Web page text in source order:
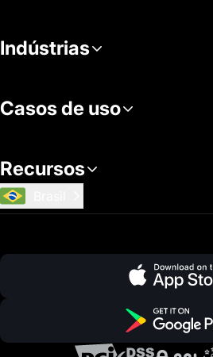
Indústrias
Casos de uso
Recursos